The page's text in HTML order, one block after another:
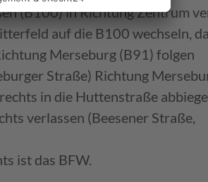
(B100) in Richtung Zentrum
auf die B100 wechseln,
Merseburg (B91) folgen
Straße) Richtung
in die Huttenstraße
verlassen (Beesener Straße,
ist das BFW.